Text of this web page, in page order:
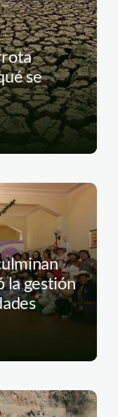
se
la gestión